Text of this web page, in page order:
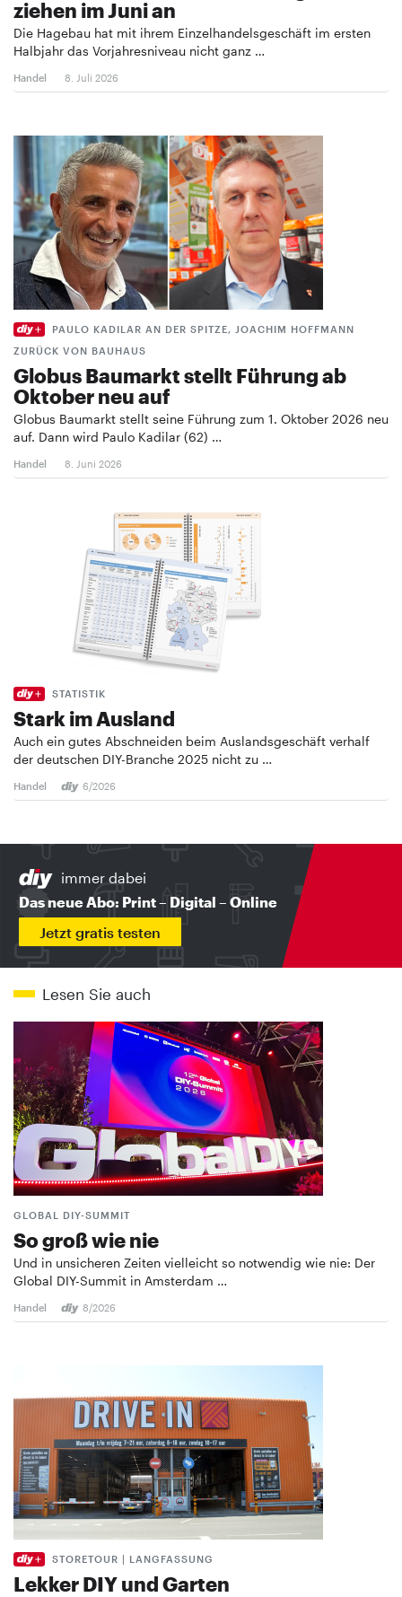
ziehen im Juni an
Die Hagebau hat mit ihrem Einzelhandelsgeschäft im ersten
Halbjahr das Vorjahresniveau nicht ganz …
Handel 8. Juli 2026
PAULO KADILAR AN DER SPITZE, JOACHIM HOFFMANN
ZURÜCK VON BAUHAUS
Globus Baumarkt stellt Führung ab
Oktober neu auf
Globus Baumarkt stellt seine Führung zum 1. Oktober 2026 neu
auf. Dann wird Paulo Kadilar (62) …
Handel 8. Juni 2026
STATISTIK
Stark im Ausland
Auch ein gutes Abschneiden beim Auslandsgeschäft verhalf
der deutschen DIY-Branche 2025 nicht zu …
Handel 6/2026
immer dabei
Das neue Abo: Print – Digital – Online
Jetzt gratis testen
Lesen Sie auch
GLOBAL DIY-SUMMIT
So groß wie nie
Und in unsicheren Zeiten vielleicht so notwendig wie nie: Der
Global DIY-Summit in Amsterdam …
Handel 8/2026
STORETOUR | LANGFASSUNG
Lekker DIY und Garten